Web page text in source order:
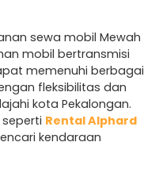
sewa mobil Mewah
mobil bertransmisi
memenuhi berbagai
fleksibilitas dan
kota Pekalongan.
Rental Alphard
kendaraan